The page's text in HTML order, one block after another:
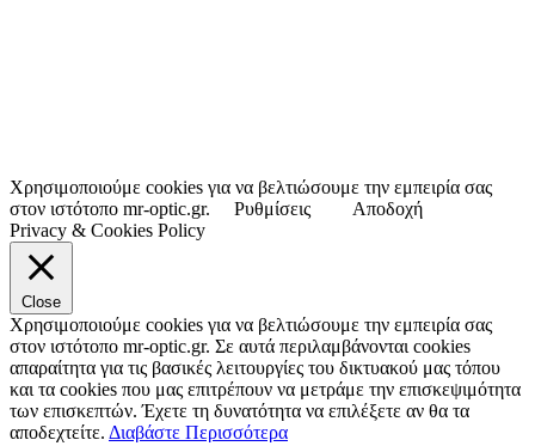
Χρησιμοποιούμε cookies για να βελτιώσουμε την εμπειρία σας
στον ιστότοπο mr-optic.gr.
Ρυθμίσεις
Αποδοχή
Privacy & Cookies Policy
Close
Χρησιμοποιούμε cookies για να βελτιώσουμε την εμπειρία σας
στον ιστότοπο mr-optic.gr. Σε αυτά περιλαμβάνονται cookies
απαραίτητα για τις βασικές λειτουργίες του δικτυακού μας τόπου
και τα cookies που μας επιτρέπουν να μετράμε την επισκεψιμότητα
των επισκεπτών. Έχετε τη δυνατότητα να επιλέξετε αν θα τα
αποδεχτείτε. Διαβάστε Περισσότερα